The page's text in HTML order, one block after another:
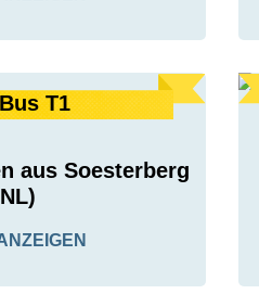
T1
aus Soesterberg